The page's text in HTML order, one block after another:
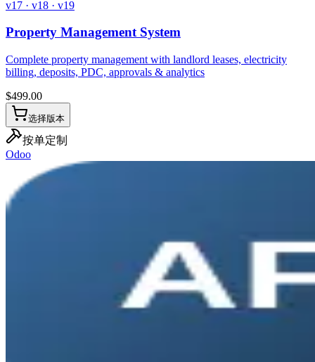
v17 · v18 · v19
Property Management System
Complete property management with landlord leases, electricity
billing, deposits, PDC, approvals & analytics
$499.00
选择版本
按单定制
Odoo